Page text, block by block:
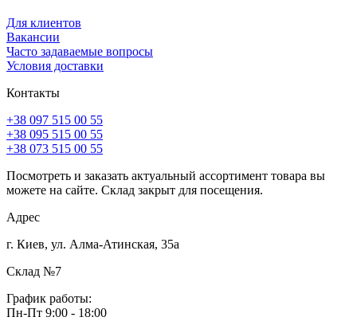
Для клиентов
Вакансии
Часто задаваемые вопросы
Условия доставки
Контакты
+38 097 515 00 55
+38 095 515 00 55
+38 073 515 00 55
Посмотреть и заказать актуальный ассортимент товара вы
можете на сайте. Склад закрыт для посещения.
Адрес
г. Киев, ул. Алма-Атинская, 35а
Склад №7
График работы:
Пн-Пт 9:00 - 18:00